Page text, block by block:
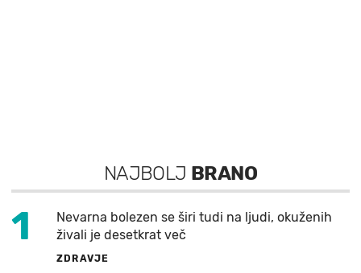
NAJBOLJ BRANO
1
Nevarna bolezen se širi tudi na ljudi, okuženih
živali je desetkrat več
ZDRAVJE